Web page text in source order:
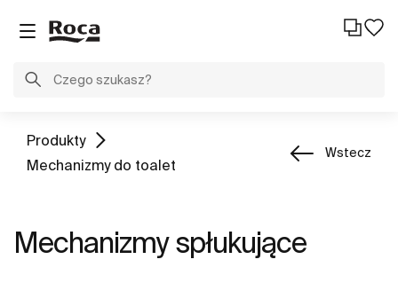
Produkty
Mechanizmy do toalet
Wstecz
Mechanizmy spłukujące